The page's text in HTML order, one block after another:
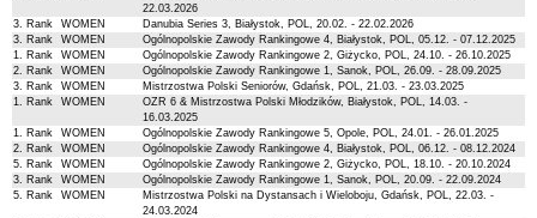
22.03.2026
3. Rank
WOMEN
Danubia Series 3, Białystok, POL, 20.02. - 22.02.2026
3. Rank
WOMEN
Ogólnopolskie Zawody Rankingowe 4, Białystok, POL, 05.12. - 07.12.2025
1. Rank
WOMEN
Ogólnopolskie Zawody Rankingowe 2, Giżycko, POL, 24.10. - 26.10.2025
2. Rank
WOMEN
Ogólnopolskie Zawody Rankingowe 1, Sanok, POL, 26.09. - 28.09.2025
3. Rank
WOMEN
Mistrzostwa Polski Seniorów, Gdańsk, POL, 21.03. - 23.03.2025
1. Rank
WOMEN
OZR 6 & Mistrzostwa Polski Młodzików, Białystok, POL, 14.03. -
16.03.2025
1. Rank
WOMEN
Ogólnopolskie Zawody Rankingowe 5, Opole, POL, 24.01. - 26.01.2025
2. Rank
WOMEN
Ogólnopolskie Zawody Rankingowe 4, Białystok, POL, 06.12. - 08.12.2024
5. Rank
WOMEN
Ogólnopolskie Zawody Rankingowe 2, Giżycko, POL, 18.10. - 20.10.2024
3. Rank
WOMEN
Ogólnopolskie Zawody Rankingowe 1, Sanok, POL, 20.09. - 22.09.2024
5. Rank
WOMEN
Mistrzostwa Polski na Dystansach i Wieloboju, Gdańsk, POL, 22.03. -
24.03.2024